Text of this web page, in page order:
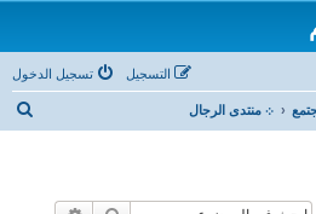
تسجيل الدخول التسجيل
܀ منتدى الرجال